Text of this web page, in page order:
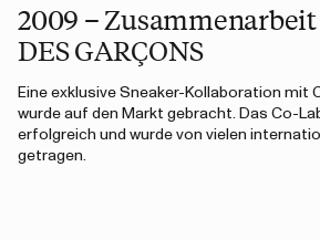
2009 –
DES GARÇONS
Eine exklusive Sneaker-Kollaboration mit
wurde auf den Markt gebracht. Das Co-
erfolgreich und wurde von vielen
getragen.